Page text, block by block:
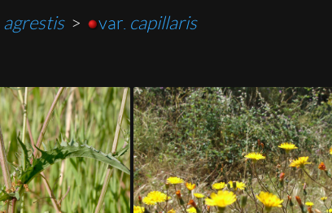
agrestis> var. capillaris